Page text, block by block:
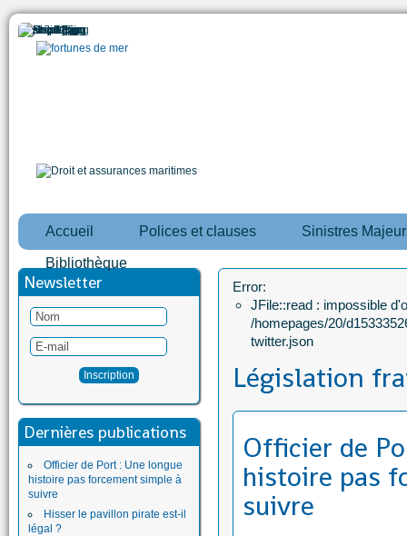
Accueil Polices et clauses Sinistres
Bibliothèque
Newsletter
Dernières publications
Officier de Port : Une longue
histoire pas forcement simple à
suivre
Hisser le pavillon pirate est-il
légal ?
Error:
JFile::read : impossible
/homepages/20/
twitter.json
Législation
Officier de
histoire pas
suivre